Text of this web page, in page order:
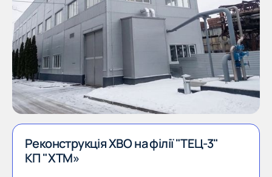
Реконструкція ХВО на філії "ТЕЦ-3"
КП "ХТМ»